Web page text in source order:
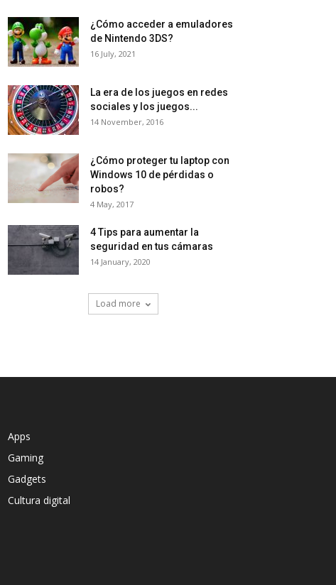
¿Cómo acceder a emuladores
de Nintendo 3DS?
16 July, 2021
La era de los juegos en redes
sociales y los juegos...
14 November, 2016
¿Cómo proteger tu laptop con
Windows 10 de pérdidas o
robos?
4 May, 2017
4 Tips para aumentar la
seguridad en tus cámaras
14 January, 2020
Load more
Apps
Gaming
Gadgets
Cultura digital